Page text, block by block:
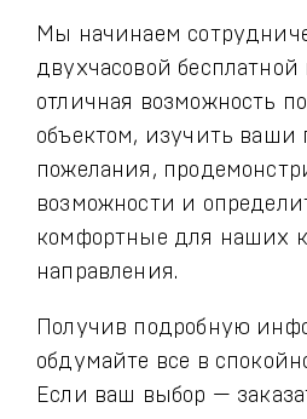
Мы начинаем
двухчасовой бесплатной
отличная возможность
объектом, изучить ваши
пожелания,
возможности и
комфортные для наших
направления.
Получив подробную
обдумайте все в
Если ваш выбор —